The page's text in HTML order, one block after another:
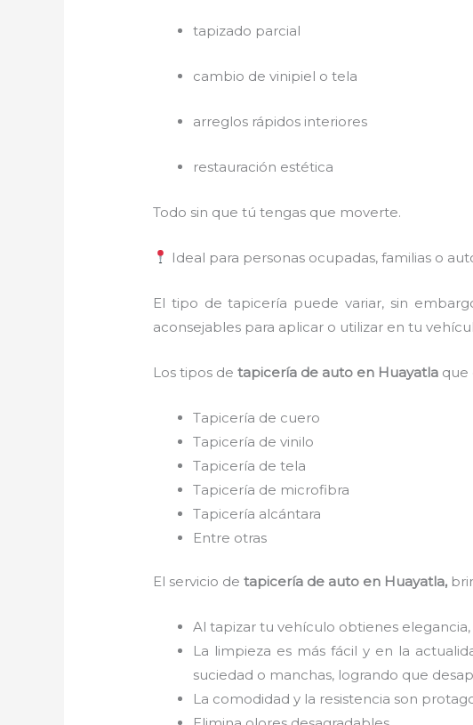
tapizado parcial
cambio de vinipiel o tela
arreglos rápidos interiores
restauración estética
Todo sin que tú tengas que moverte.
Ideal para personas ocupadas, familias o
El tipo de tapicería puede variar, sin
aconsejables para aplicar o utilizar en tu
Los tipos de tapicería de auto en Huayatla que
Tapicería de cuero
Tapicería de vinilo
Tapicería de tela
Tapicería de microfibra
Tapicería alcántara
Entre otras
El servicio detapicería de auto en Huayatla,
Al tapizar tu vehículo obtienes elegancia,
La limpieza es más fácil y en la
suciedad o manchas, logrando que
La comodidad y la resistencia son